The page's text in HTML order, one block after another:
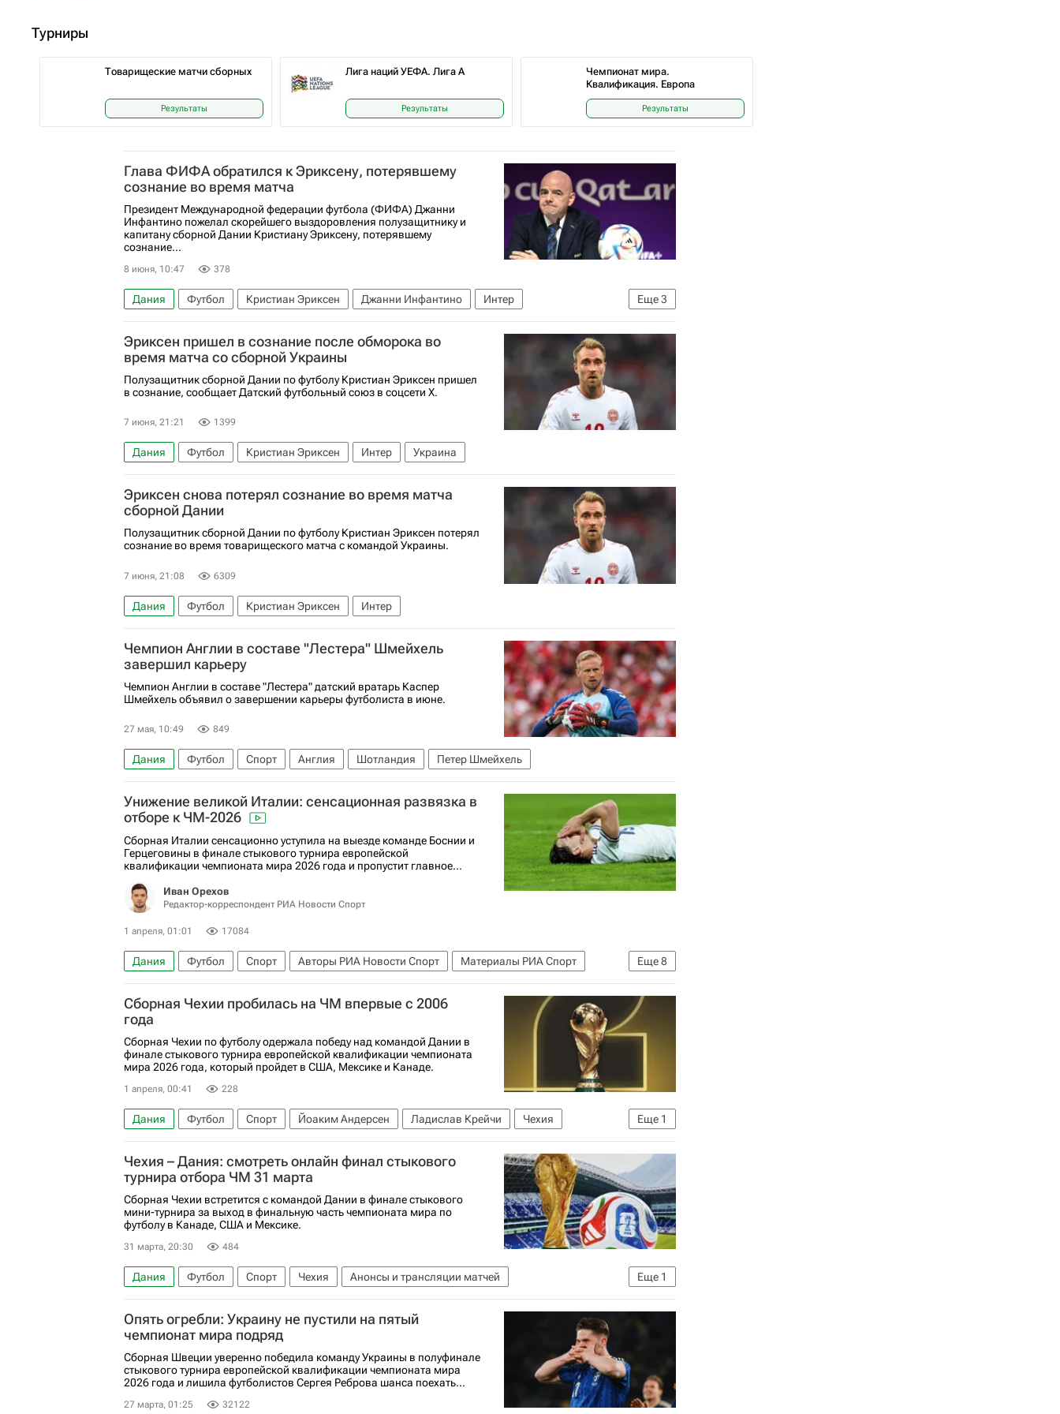
Турниры
Товарищеские матчи сборных
Результаты
Лига наций УЕФА. Лига A
Результаты
Чемпионат мира.
Квалификация. Европа
Результаты
Глава ФИФА обратился к Эриксену, потерявшему
сознание во время матча
Президент Международной федерации футбола (ФИФА) Джанни
Инфантино пожелал скорейшего выздоровления полузащитнику и
капитану сборной Дании Кристиану Эриксену, потерявшему
сознание...
8 июня, 10:47 378
Еще3
Дания Футбол Кристиан Эриксен Джанни Инфантино
Интер
Тоттенхэм Хотспур
Вольфсбург Международная федерация футбола (ФИФА)
Эриксен пришел в сознание после обморока во
время матча со сборной Украины
Полузащитник сборной Дании по футболу Кристиан Эриксен пришел
в сознание, сообщает Датский футбольный союз в соцсети Х.
7 июня, 21:21 1399
Дания Футбол Кристиан Эриксен Интер Украина
Эриксен снова потерял сознание во время матча
сборной Дании
Полузащитник сборной Дании по футболу Кристиан Эриксен потерял
сознание во время товарищеского матча с командой Украины.
7 июня, 21:08 6309
Дания Футбол Кристиан Эриксен Интер
Чемпион Англии в составе "Лестера" Шмейхель
завершил карьеру
Чемпион Англии в составе "Лестера" датский вратарь Каспер
Шмейхель объявил о завершении карьеры футболиста в июне.
27 мая, 10:49 849
Дания Футбол Спорт Англия Шотландия Петер Шмейхель
Унижение великой Италии: сенсационная развязка в
отборе к ЧМ-2026
Сборная Италии сенсационно уступила на выезде команде Боснии и
Герцеговины в финале стыкового турнира европейской
квалификации чемпионата мира 2026 года и пропустит главное...
Иван Орехов
Редактор-корреспондент РИА Новости Спорт
1 апреля, 01:01 17084
Еще8
Дания Футбол Спорт Авторы РИА Новости Спорт
Материалы РИА Спорт
Италия
Чехия Босния и Герцеговина Турция Косово Польша
Швеция
ЧМ по футболу 2026
Сборная Чехии пробилась на ЧМ впервые с 2006
года
Сборная Чехии по футболу одержала победу над командой Дании в
финале стыкового турнира европейской квалификации чемпионата
мира 2026 года, который пройдет в США, Мексике и Канаде.
1 апреля, 00:41 228
Еще 1
Дания Футбол Спорт Йоаким Андерсен Ладислав Крейчи
Чехия
ЧМ по футболу 2026
Чехия – Дания: смотреть онлайн финал стыкового
турнира отбора ЧМ 31 марта
Сборная Чехии встретится с командой Дании в финале стыкового
мини-турнира за выход в финальную часть чемпионата мира по
футболу в Канаде, США и Мексике.
31 марта, 20:30 484
Еще 1
Дания Футбол Спорт Чехия
Анонсы и трансляции матчей
ЧМ по футболу 2026
Опять огребли: Украину не пустили на пятый
чемпионат мира подряд
Сборная Швеции уверенно победила команду Украины в полуфинале
стыкового турнира европейской квалификации чемпионата мира
2026 года и лишила футболистов Сергея Реброва шанса поехать...
27 марта, 01:25 32122